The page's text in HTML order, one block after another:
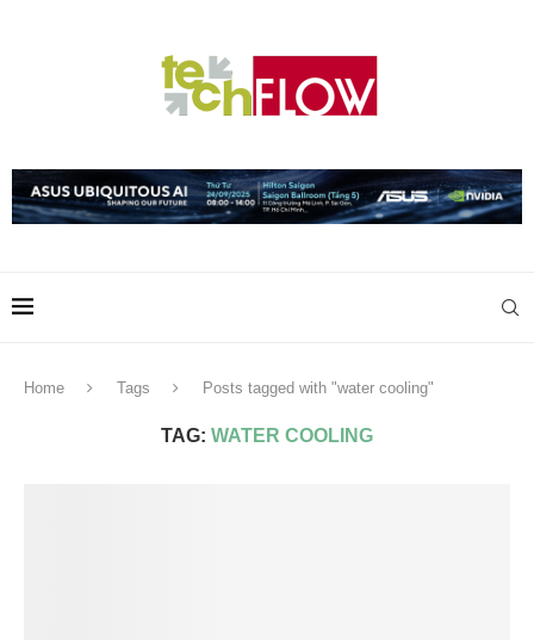
Home Tags Posts tagged with "water cooling"
TAG: WATER COOLING